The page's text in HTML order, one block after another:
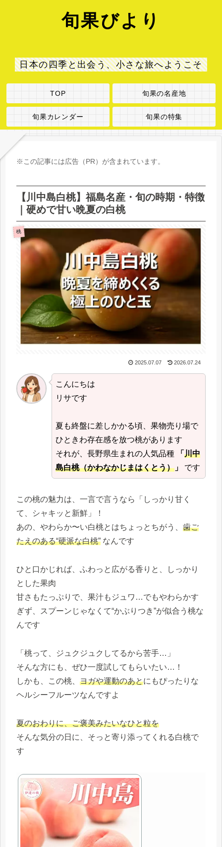
旬果びより
日本の四季と出会う、小さな旅へようこそ
TOP 旬果の名産地
旬果カレンダー 旬果の特集
※この記事には広告（PR）が含まれています。
【川中島白桃】福島名産・旬の時期・特徴
｜硬めで甘い晩夏の白桃
桃
2025.07.07 2026.07.24
こんにちは
リサです
夏も終盤に差しかかる頃、果物売り場で
ひときわ存在感を放つ桃があります
それが、長野県生まれの人気品種
「川中
島白桃（かわなかじまはくとう） 」 です
この桃の魅力は、一言で言うなら「しっかり甘く
て、シャキッと新鮮」！
あの、やわらか〜い白桃とはちょっとちがう、 歯ご
たえのある“硬派な白桃” なんです
ひと口かじれば、ふわっと広がる香りと、しっかり
とした果肉
甘さもたっぷりで、果汁もジュワ…でもやわらかす
ぎず、スプーンじゃなくて“かぶりつき”が似合う桃な
んです
「桃って、ジュクジュクしてるから苦手…」
そんな方にも、ぜひ一度試してもらいたい…！
しかも、この桃、 ヨガや運動のあとにもぴったりな
ヘルシーフルーツなんですよ
夏のおわりに、ご褒美みたいなひと粒を
そんな気分の日に、そっと寄り添ってくれる白桃で
す